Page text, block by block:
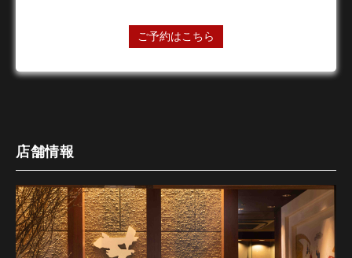
ご予約はこちら
店舗情報